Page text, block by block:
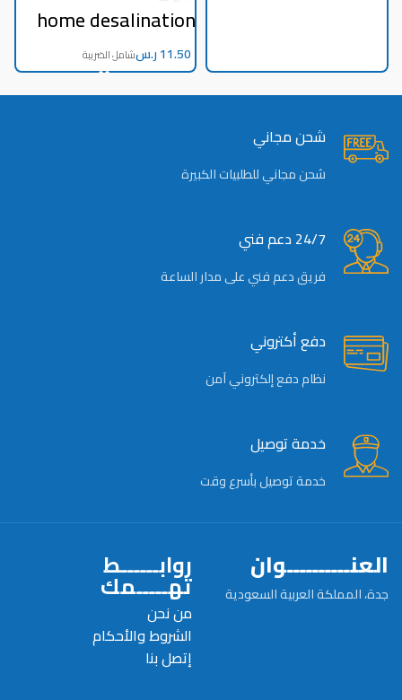
home desalination
machine key
ر.س
شحن مجاني
شحن مجاني للطلبيات الكبيرة
24/7 دعم فني
فريق دعم فني على مدار الساعة
دفع أكتروني
نظام دفع إلكتروني آمن
خدمة توصيل
خدمة توصيل بأسرع وقت
العنــــــــــوان
جدة، المملكة العربية السعودية
روابــــــط
تهـــــمك
من نحن
الشروط والأحكام
إتصل بنا